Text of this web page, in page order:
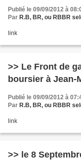
Publié le 09/09/2012 à
Par R.B, BR, ou RBBR
link
>> Le Front de
boursier à Jean-
Publié le 09/09/2012 à
Par R.B, BR, ou RBBR
link
>> le 8